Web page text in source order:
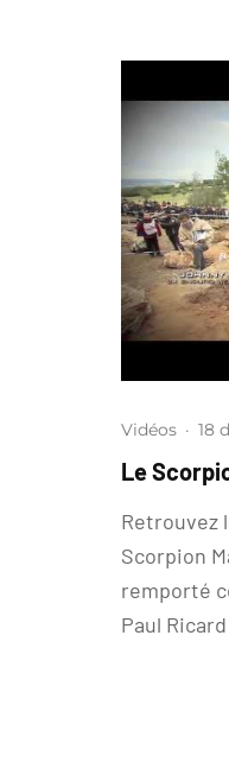
Vidéos · 18
Le
Retrouvez
Scorpion
remporté
Paul